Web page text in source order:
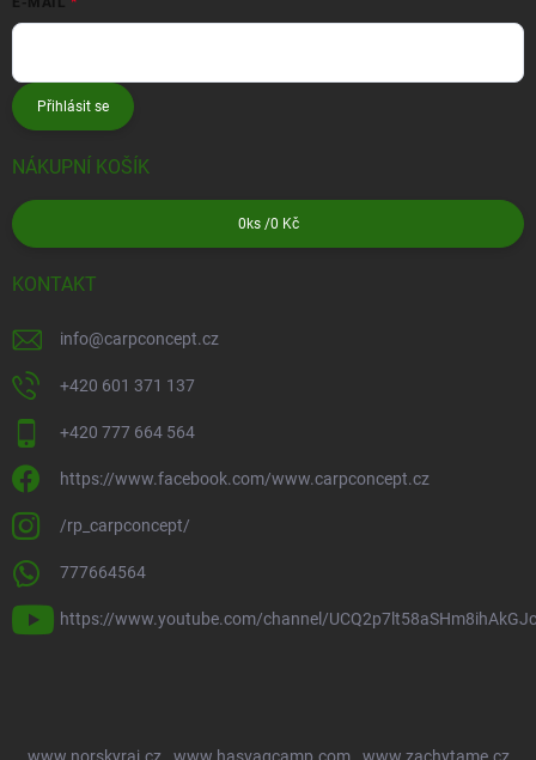
Přihlásit se
NÁKUPNÍ KOŠÍK
0 ks /0 Kč
KONTAKT
info@carpconcept.cz
+420 601 371 137
+420 777 664 564
https://www.facebook.com/www.carpconcept.cz
/rp_carpconcept/
777664564
https://www.youtube.com/channel/